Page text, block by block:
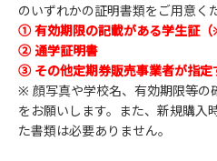
のいずれかの証明書類をご用意く
① 有効期限の記載がある学生証（
② 通学証明書
③ その他定期券販売事業者が指定
※ 顔写真や学校名、有効期限等の
をお願いします。また、新規購入
た書類は必要ありません。